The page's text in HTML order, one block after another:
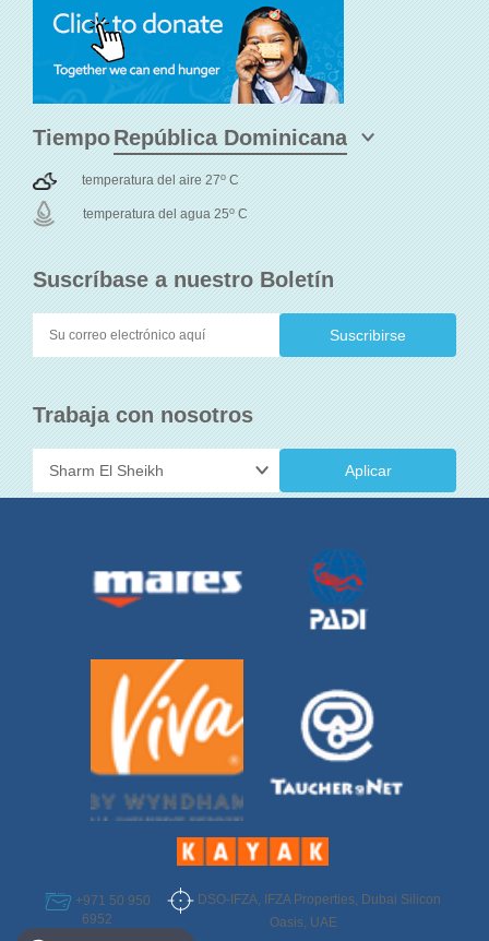
Suscríbase a nuestro Boletín
Trabaja con nosotros
Aplicar
Tiempo
temperatura del aire 27o C
temperatura del agua 25o C
+971 50 950
6952
DSO-IFZA, IFZA Properties, Dubai Silicon
Oasis, UAE
Select Destination